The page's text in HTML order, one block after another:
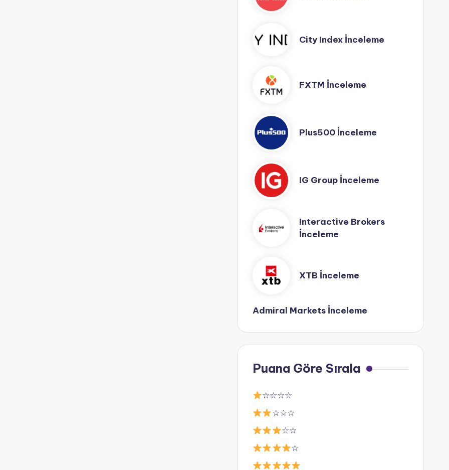
City Index İnceleme
FXTM İnceleme
Plus500 İnceleme
IG Group İnceleme
Interactive Brokers
İnceleme
XTB İnceleme
Admiral Markets İnceleme
Puana Göre Sırala
☆☆☆☆
☆☆☆
☆☆
☆